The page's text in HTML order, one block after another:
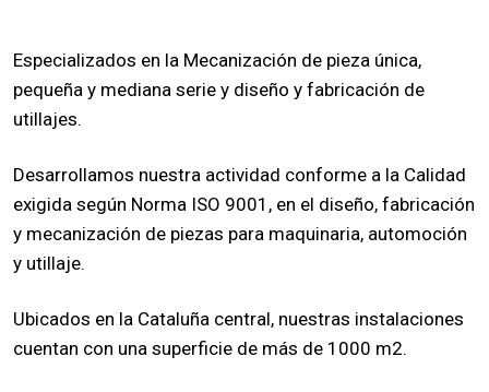
Especializados en la Mecanización de pieza única,
pequeña y mediana serie y diseño y fabricación de
utillajes.
Desarrollamos nuestra actividad conforme a la Calidad
exigida según Norma ISO 9001, en el diseño, fabricación
y mecanización de piezas para maquinaria, automoción
y utillaje.
Ubicados en la Cataluña central, nuestras instalaciones
cuentan con una superficie de más de 1000 m2.